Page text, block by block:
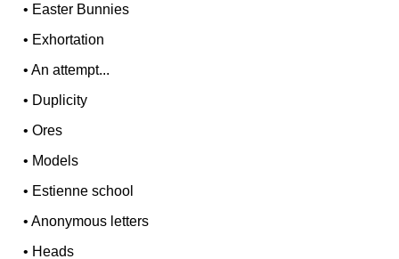
• Easter Bunnies
• Exhortation
•An attempt...
• Duplicity
•Ores
• Models
• Estienne school
•Anonymous letters
• Heads